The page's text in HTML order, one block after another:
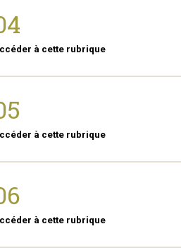
à cette rubrique
à cette rubrique
à cette rubrique